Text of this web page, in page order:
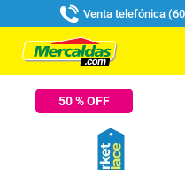
Venta telefónica
50% OFF